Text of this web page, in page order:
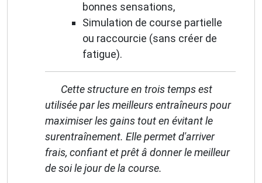
bonnes sensations,
Simulation de course partielle
ou raccourcie (sans créer de
fatigue).
Cette structure en trois temps est
utilisée par les meilleurs entraîneurs pour
maximiser les gains tout en évitant le
surentraînement. Elle permet d'arriver
frais, confiant et prêt â donner le meilleur
de soi le jour de la course.